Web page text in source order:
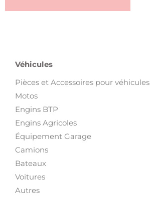
Véhicules
Pièces et Accessoires pour véhicules
Motos
Engins BTP
Engins Agricoles
Équipement Garage
Camions
Bateaux
Voitures
Autres